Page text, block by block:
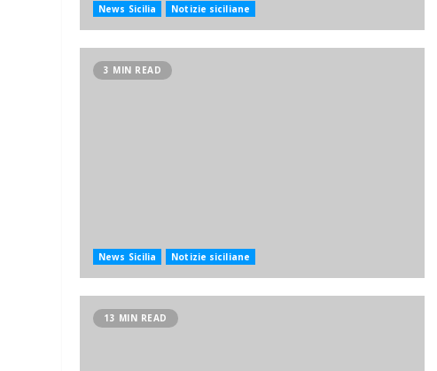
News Sicilia Notizie siciliane
3 MIN READ
News Sicilia Notizie siciliane
13 MIN READ